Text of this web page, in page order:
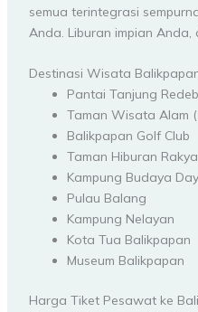
semua terintegrasi
Anda. Liburan impian Anda,
Destinasi Wisata
Pantai Tanjung Redeb
Taman Wisata Alam
Balikpapan Golf Club
Taman Hiburan
Kampung Budaya
Pulau Balang
Kampung Nelayan
Kota Tua Balikpapan
Museum Balikpapan
Harga Tiket Pesawat ke